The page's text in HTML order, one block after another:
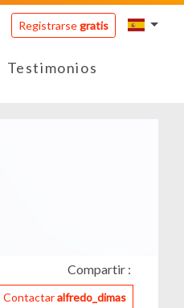
Registrarsegratis
Testimonios
Compartir :
Contactaralfredo_dimas